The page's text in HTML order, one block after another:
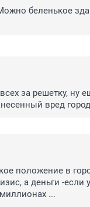
беленькое
за решетку, ну
вред
положение в
а деньги -если
...